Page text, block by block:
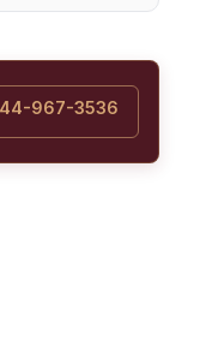
967-3536